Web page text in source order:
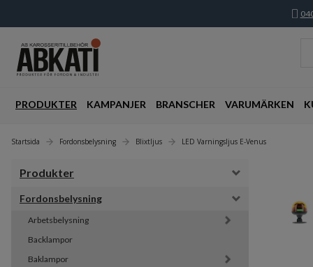
PRODUKTER KAMPANJER BRANSCHER VARUMÄRKEN
Startsida Fordonsbelysning Blixtljus LED Varningsljus E-Venus
Produkter
Fordonsbelysning
Arbetsbelysning
Backlampor
Baklampor